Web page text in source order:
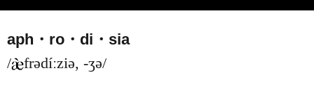
aph・ro・di・sia
/ frədíːziə, -ʒə/